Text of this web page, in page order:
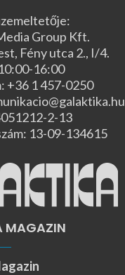
Group Kft.
Fény utca 2., I/4.
16:00
+36 1 457-0250
2-13
13-09-134615
MAGAZIN